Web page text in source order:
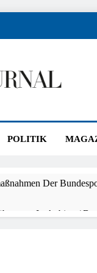
POLITIK
Der
In Aubing /
Tatverdächtigen Fest /